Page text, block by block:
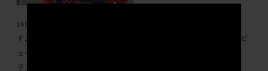
1999年、大阪府生まれ。姉の影響で演技に興味を持ち女優を目指
す。演技未経験ながら本作のオーディションで抜擢され、女優デビ
ューを果たす。本作の後、神聖かまってちゃんMV「イマドキの
子」でもオーディションで選ばれ出演を果たす。